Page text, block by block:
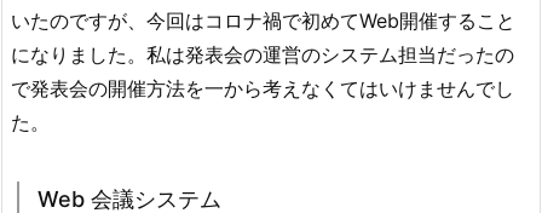
いたのですが、今回はコロナ禍で初めてWeb開催すること
になりました。私は発表会の運営のシステム担当だったの
で発表会の開催方法を一から考えなくてはいけませんでし
た。
Web 会議システム